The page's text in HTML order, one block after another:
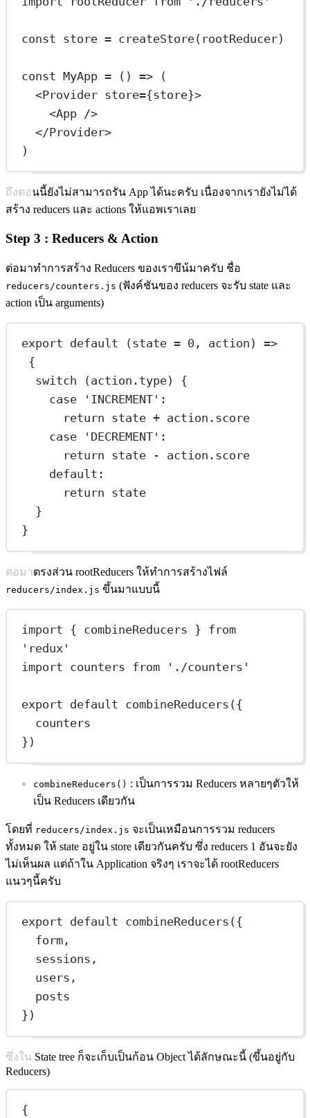
const store = createStore(rootReducer)
const MyApp = () => (
<Provider store={store}>
<App />
</Provider>
)
ถึงตอนนี้ยังไม่สามารถรัน App ได้นะครับ เนื่องจากเรายังไม่ได้
สร้าง reducers และ actions ให้แอพเราเลย
Step 3 : Reducers & Action
ต่อมาทำการสร้าง Reducers ของเราขึน้มาครับ ชื่อ
reducers/counters.js (ฟังค์ชันของ reducers จะรับ state และ
action เป็น arguments)
export default (state = 0 , action ) =>
{
switch (action.type) {
case
'INCREMENT' :
return state + action.score
case
'DECREMENT' :
return state -
action.score
default :
return state
}
}
ต่อมาตรงส่วน rootReducers ให้ทำการสร้างไฟล์
reducers/index.js ขึ้นมาแบบนี้
import { combineReducers } from
'redux'
import counters from './counters'
export default combineReducers ({
counters
})
combineReducers() : เป็นการรวม Reducers หลายๆตัวให้
เป็น Reducers เดียวกัน
โดยที่ reducers/index.js จะเป็นเหมือนการรวม reducers
ทั้งหมด ให้ state อยู่ใน store เดียวกันครับ ซึ่ง reducers 1 อันจะยัง
ไม่เห็นผล แต่ถ้าใน Application จริงๆ เราจะได้ rootReducers
แนวๆนี้ครับ
export default combineReducers ({
form ,
sessions ,
users ,
posts
})
ซึ่งใน State tree ก็จะเก็บเป็นก้อน Object ได้ลักษณะนี้ (ขึ้นอยู่กับ
Reducers)
{